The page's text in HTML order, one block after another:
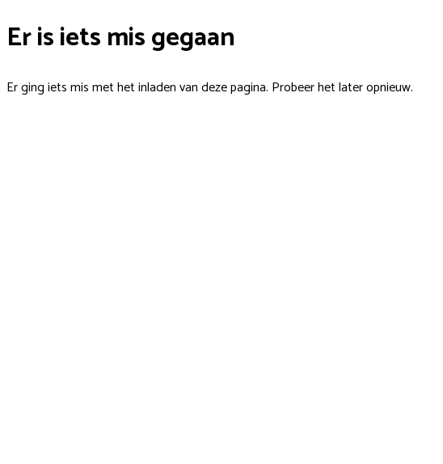
Er is iets mis gegaan
Er ging iets mis met het inladen van deze pagina. Probeer het later opnieuw.